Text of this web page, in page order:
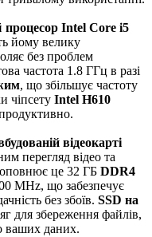
процесор Intel Core i5
йому велику
без проблем
частота 1.8 ГГц в разі
, що збільшує частоту
чіпсету Intel H610
відеокарті
перегляд відео та
це 32 ГБ DDR4
MHz, що забезпечує
без збоїв. SSD на
для збереження файлів,
ваших даних.